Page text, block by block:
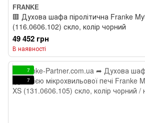
FRANKE
🟥 Духова шафа піролітична Franke
(116.0606.102) скло, колір чорний
49 452 грн
В наявності
7
7